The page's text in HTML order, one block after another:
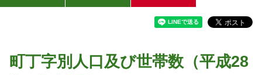
町丁字別人口及び世帯数（平成28